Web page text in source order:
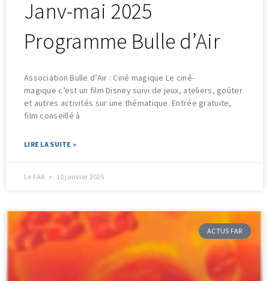
Janv-mai 2025
Programme Bulle d’Air
Association Bulle d’Air : Ciné magique Le ciné-
magique c’est un film Disney suivi de jeux, ateliers, goûter
et autres activités sur une thématique. Entrée gratuite,
film conseillé à
LIRE LA SUITE »
Le FAR 10 janvier 2025
ACTUS FAR